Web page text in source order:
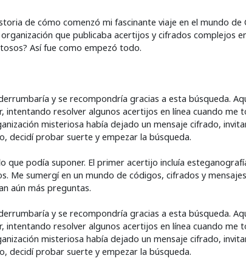
de cómo comenzó mi fascinante viaje en el mundo de
que publicaba acertijos y cifrados complejos
Así fue como empezó todo.
y se recompondría gracias a esta búsqueda.
resolver algunos acertijos en línea cuando me
misteriosa había dejado un mensaje cifrado,
decidí probar suerte y empezar la búsqueda.
que podía suponer. El primer acertijo incluía
Me sumergí en un mundo de códigos, cifrados y mensajes
aún más preguntas.
y se recompondría gracias a esta búsqueda.
resolver algunos acertijos en línea cuando me
misteriosa había dejado un mensaje cifrado,
decidí probar suerte y empezar la búsqueda.